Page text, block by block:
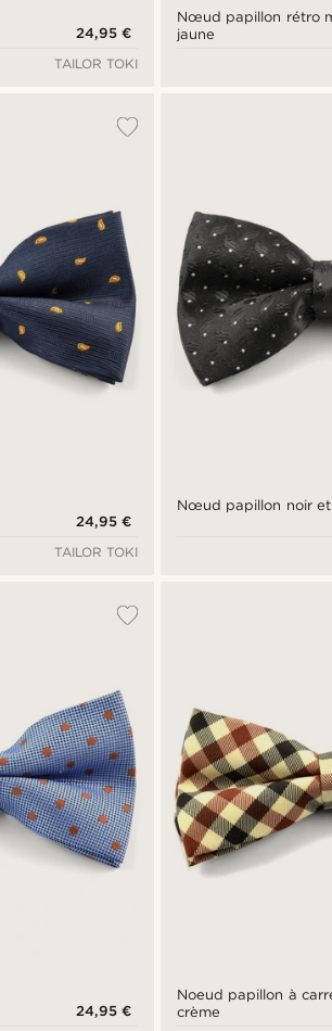
24,95 €
TAILOR TOKI
Nœud papillon rétro
jaune
24,95 €
TAILOR TOKI
Nœud papillon noir
24,95 €
Noeud papillon à
crème